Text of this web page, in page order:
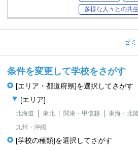
多様な人々との共生
ゼ
条件を変更して学校をさがす
[エリア・都道府県]を選択してさがす
[エリア]
北海道 東北 関東・甲信越 東海・北
九州・沖縄
[学校の種類]を選択してさがす